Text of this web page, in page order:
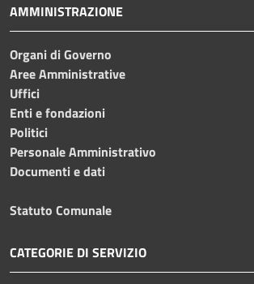
AMMINISTRAZIONE
Organi di Governo
Aree Amministrative
Uffici
Enti e fondazioni
Politici
Personale Amministrativo
Documenti e dati
Statuto Comunale
CATEGORIE DI SERVIZIO